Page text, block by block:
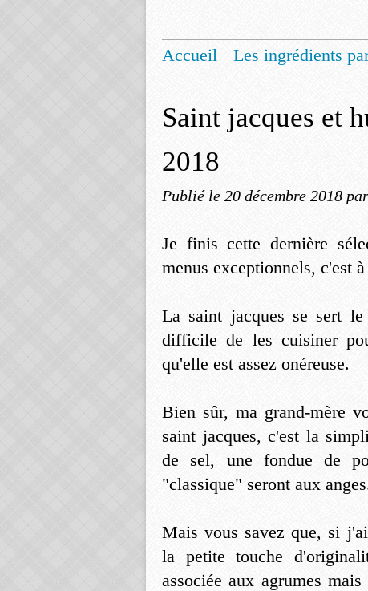
Accueil Les ingrédients
Saint jacques et
2018
Publié le 20 décembre 2018
Je finis cette dernière
menus exceptionnels, c'est
La saint jacques se sert
difficile de les cuisiner
qu'elle est assez onéreuse.
Bien sûr, ma grand-mère
saint jacques, c'est la
de sel, une fondue de
"classique" seront aux
Mais vous savez que, si
la petite touche
associée aux agrumes